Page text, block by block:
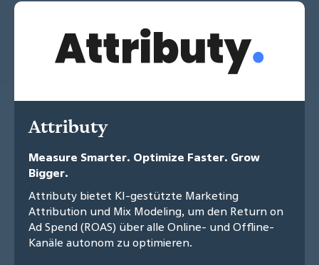
Attributy
Measure Smarter. Optimize Faster. Grow
Bigger.
Attributy bietet KI-gestützte Marketing
Attribution und Mix Modeling, um den Return on
Ad Spend (ROAS) über alle Online- und Offline-
Kanäle autonom zu optimieren.